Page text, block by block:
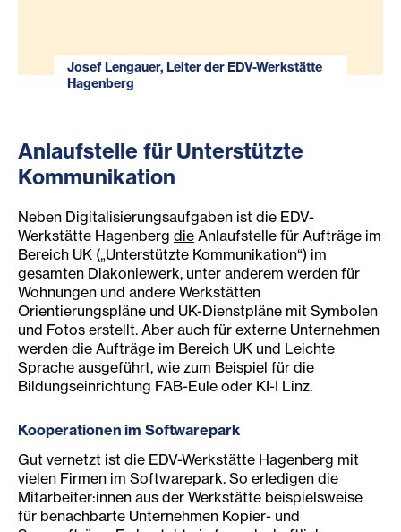
Josef Lengauer, Leiter der EDV-Werkstätte
Hagenberg
Anlaufstelle für Unterstützte
Kommunikation
Neben Digitalisierungsaufgaben ist die EDV-
Werkstätte Hagenberg die Anlaufstelle für Aufträge im
Bereich UK („Unterstützte Kommunikation“) im
gesamten Diakoniewerk, unter anderem werden für
Wohnungen und andere Werkstätten
Orientierungspläne und UK-Dienstpläne mit Symbolen
und Fotos erstellt. Aber auch für externe Unternehmen
werden die Aufträge im Bereich UK und Leichte
Sprache ausgeführt, wie zum Beispiel für die
Bildungseinrichtung FAB-Eule oder KI-I Linz.
Kooperationen im Softwarepark
Gut vernetzt ist die EDV-Werkstätte Hagenberg mit
vielen Firmen im Softwarepark. So erledigen die
Mitarbeiter:innen aus der Werkstätte beispielsweise
für benachbarte Unternehmen Kopier- und